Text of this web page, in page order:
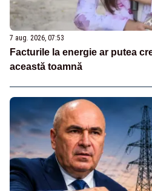
7 aug. 2026, 07:53
Facturile la energie ar putea
această toamnă